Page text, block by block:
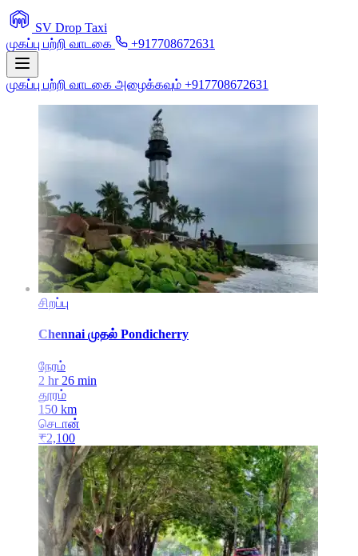
SV Drop Taxi
முகப்பு பற்றி வாடகை +917708672631
முகப்பு பற்றி வாடகை அழைக்கவும் +917708672631
சிறப்பு
Chennai முதல் Pondicherry
நேரம்
2 hr 26 min
தூரம்
150 km
செடான்
₹2,100